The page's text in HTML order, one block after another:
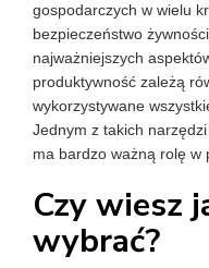
gospodarczych w wielu
bezpieczeństwo
najważniejszych
produktywność zależą
wykorzystywane
Jednym z takich
ma bardzo ważną rolę w
Czy wiesz
wybrać?